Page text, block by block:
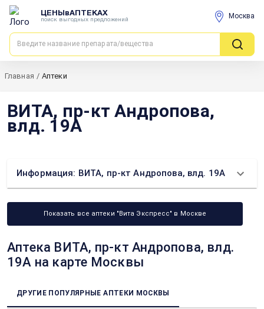
ЦЕНЫвАПТЕКАХ
поиск выгодных предложений Москва
Главная / Аптеки
ВИТА, пр-кт Андропова,
влд. 19А
Информация: ВИТА, пр-кт Андропова, влд. 19А
Показать все аптеки "Вита Экспресс" в Москве
Аптека ВИТА, пр-кт Андропова, влд.
19А на карте Москвы
ДРУГИЕ ПОПУЛЯРНЫЕ АПТЕКИ МОСКВЫ